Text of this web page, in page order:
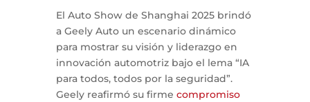
El Auto Show de Shanghai 2025 brindó
a Geely Auto un escenario dinámico
para mostrar su visión y liderazgo en
innovación automotriz bajo el lema “IA
para todos, todos por la seguridad”.
Geely reafirmó su firme compromiso